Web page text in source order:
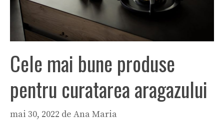
Cele mai bune produse
pentru curatarea aragazului
mai 30, 2022 de Ana Maria